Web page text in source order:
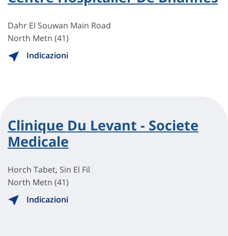
Dahr El Souwan Main Road
North Metn (41)
Indicazioni
Clinique Du Levant - Societe
Medicale
Horch Tabet, Sin El Fil
North Metn (41)
Indicazioni